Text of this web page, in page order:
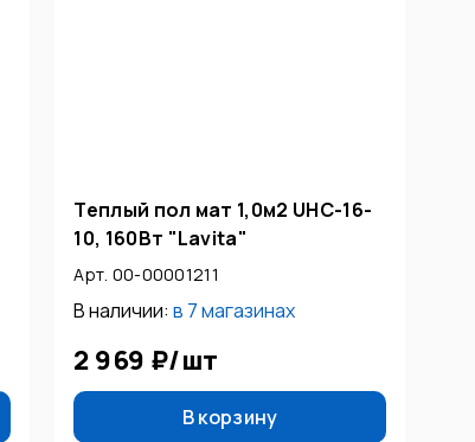
Теплый пол мат 1,0м2 UНС-16-
10, 160Вт "Lavita"
Арт. 00-00001211
В наличии: в 7 магазинах
2 969 ₽/шт
В корзину